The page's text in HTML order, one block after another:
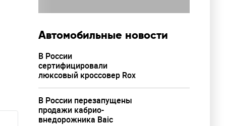
Автомобильные новости
В России
сертифицировали
люксовый кроссовер Rox
В России перезапущены
продажи кабрио-
внедорожника Baic